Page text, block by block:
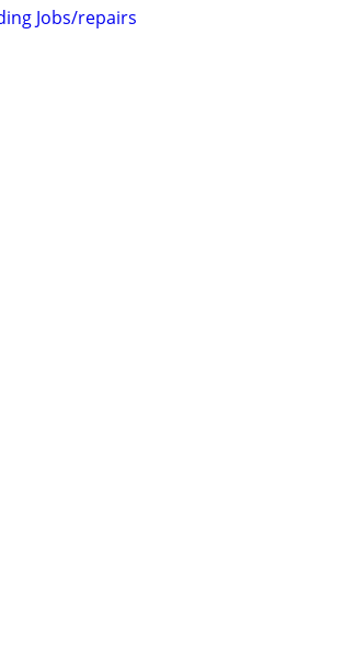
Jobs/repairs